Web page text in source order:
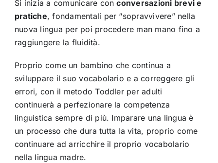
Si inizia a comunicare conconversazioni brevi e
pratiche, fondamentali per “sopravvivere” nella
nuova lingua per poi procedere man mano fino a
raggiungere la fluidità.
Proprio come un bambino che continua a
sviluppare il suo vocabolario e a correggere gli
errori, con il metodo Toddler per adulti
continuerà a perfezionare la competenza
linguistica sempre di più. Imparare una lingua è
un processo che dura tutta la vita, proprio come
continuare ad arricchire il proprio vocabolario
nella lingua madre.